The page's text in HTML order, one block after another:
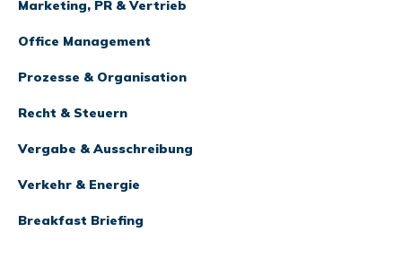
Marketing, PR & Vertrieb
Office Management
Prozesse & Organisation
Recht & Steuern
Vergabe & Ausschreibung
Verkehr & Energie
Breakfast Briefing